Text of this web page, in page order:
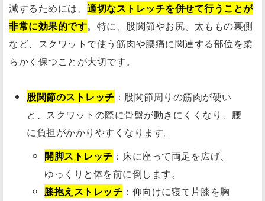
減するためには、 適切なストレッチを併せて行うことが
非常に効果的です。特に、股関節やお尻、太ももの裏側
など、スクワットで使う筋肉や腰痛に関連する部位を柔
らかく保つことが大切です。
股関節のストレッチ ：股関節周りの筋肉が硬い
と、スクワットの際に骨盤が動きにくくなり、腰
に負担がかかりやすくなります。
開脚ストレッチ ：床に座って両足を広げ、
ゆっくりと体を前に倒します。
膝抱えストレッチ ：仰向けに寝て片膝を胸